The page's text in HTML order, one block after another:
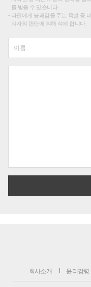
를 받을 수 있습니다.
타인에게 불쾌감을 주는 욕설 등
리자의 판단에 의해 삭제 합니다.
회사소개 윤리강령